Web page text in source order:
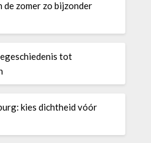
de zomer zo bijzonder
tot
kies dichtheid vóór